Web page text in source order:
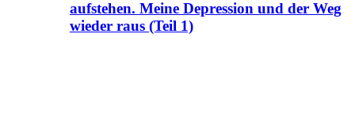
aufstehen. Meine Depression und der Weg
wieder raus (Teil 1)